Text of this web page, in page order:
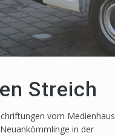
Streich
vom Medienhaus
in der